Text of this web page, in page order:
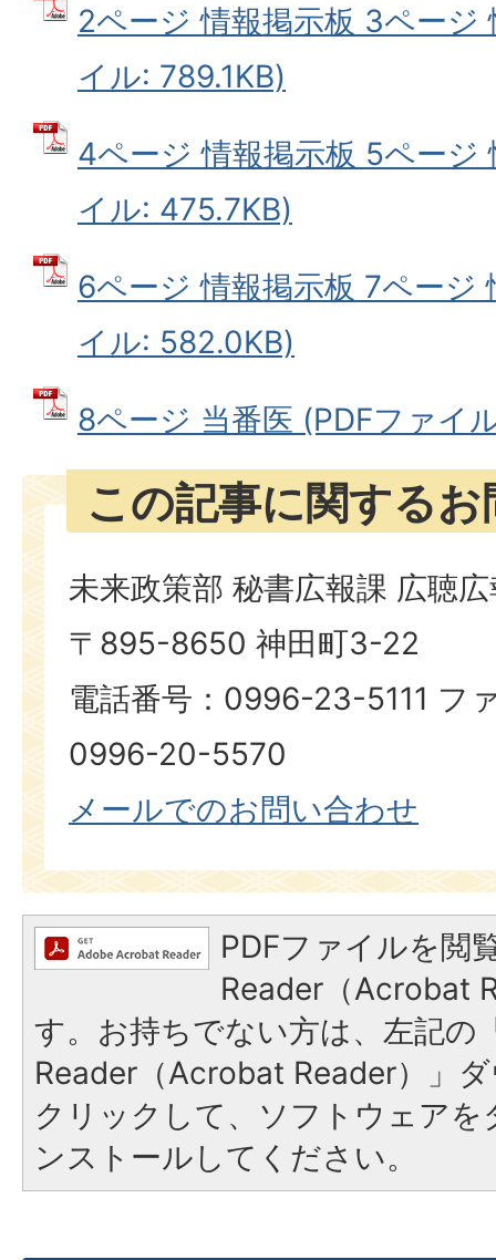
2ページ 情報掲示板 3ページ
イル: 789.1KB)
4ページ 情報掲示板 5ページ
イル: 475.7KB)
6ページ 情報掲示板 7ページ
イル: 582.0KB)
8ページ 当番医 (PDFファイ
この記事に関する
未来政策部 秘書広報課 広聴
〒895-8650 神田町3-22
電話番号：0996-23-5111 フ
0996-20-5570
メールでのお問い合わせ
PDFファイルを閲
Reader（Acrobat
す。お持ちでない方は、左記の
Reader（Acrobat Reader）」
クリックして、ソフトウェア
ンストールしてください。